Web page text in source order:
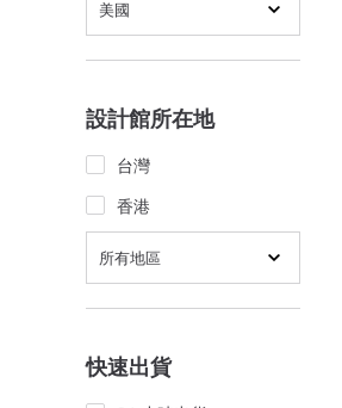
美國
設計館所在地
台灣
香港
所有地區
快速出貨